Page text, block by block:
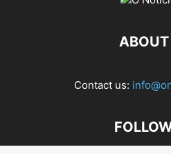
Contact us: